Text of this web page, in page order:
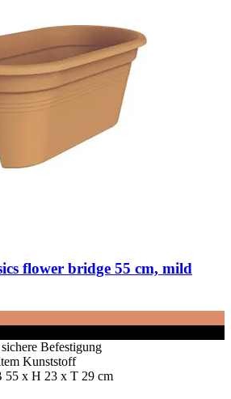
flower bridge 55 cm, mild
Befestigung
Kunststoff
55 x H 23 x T 29 cm